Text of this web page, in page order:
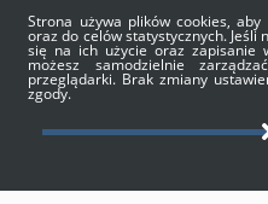
Strona używa plików cookies,
oraz do celów statystycznych. Jeśli
się na ich użycie oraz zapisanie
możesz samodzielnie
przeglądarki. Brak zmiany
zgody.